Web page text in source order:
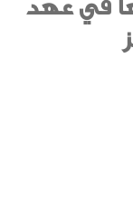
في عهد